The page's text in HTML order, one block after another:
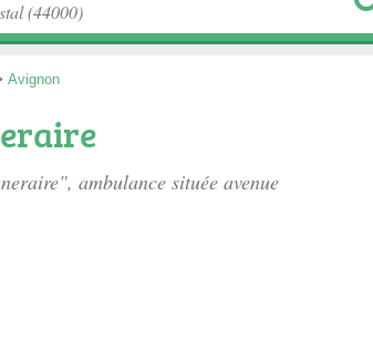
Avignon
ambulance située avenue